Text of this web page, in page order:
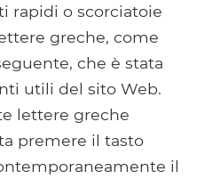
rapidi o scorciatoie
greche, come
che è stata
utili del sito Web.
lettere greche
premere il tasto
il